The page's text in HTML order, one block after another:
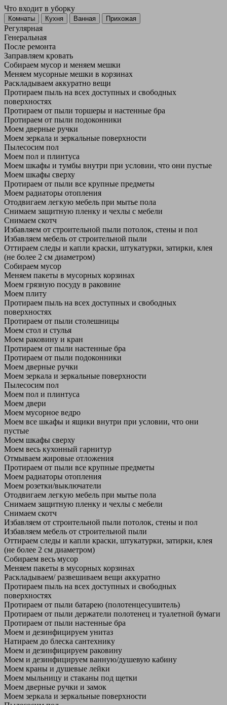
Что входит в уборку
Регу­лярная
Гене­ральная
После ремонта
Заправляем кровать
Собираем мусор и меняем мешки
Меняем мусорные мешки в корзинах
Раскладываем аккуратно вещи
Протираем пыль на всех доступных и свободных
поверхностях
Протираем от пыли торшеры и настенные бра
Протираем от пыли подоконники
Моем дверные ручки
Моем зеркала и зеркальные поверхности
Пылесосим пол
Моем пол и плинтуса
Моем шкафы и тумбы внутри при условии, что они пустые
Моем шкафы сверху
Протираем от пыли все крупные предметы
Моем радиаторы отопления
Отодвигаем легкую мебель при мытье пола
Снимаем защитную пленку и чехлы с мебели
Снимаем скотч
Избавляем от строительной пыли потолок, стены и пол
Избавляем мебель от строительной пыли
Оттираем следы и капли краски, штукатурки, затирки, клея
(не более 2 см диаметром)
Собираем мусор
Меняем пакеты в мусорных корзинах
Моем грязную посуду в раковине
Моем плиту
Протираем пыль на всех доступных и свободных
поверхностях
Протираем от пыли столешницы
Моем стол и стулья
Моем раковину и кран
Протираем от пыли настенные бра
Протираем от пыли подоконники
Моем дверные ручки
Моем зеркала и зеркальные поверхности
Пылесосим пол
Моем пол и плинтуса
Моем двери
Моем мусорное ведро
Моем все шкафы и ящики внутри при условии, что они
пустые
Моем шкафы сверху
Моем весь кухонный гарнитур
Отмываем жировые отложения
Протираем от пыли все крупные предметы
Моем радиаторы отопления
Моем розетки/выключатели
Отодвигаем легкую мебель при мытье пола
Снимаем защитную пленку и чехлы с мебели
Снимаем скотч
Избавляем от строительной пыли потолок, стены и пол
Избавляем мебель от строительной пыли
Оттираем следы и капли краски, штукатурки, затирки, клея
(не более 2 см диаметром)
Собираем весь мусор
Меняем пакеты в мусорных корзинах
Раскладываем/ развешиваем вещи аккуратно
Протираем пыль на всех доступных и свободных
поверхностях
Протираем от пыли батарею (полотенцесушитель)
Протираем от пыли держатели полотенец и туалетной бумаги
Протираем от пыли настенные бра
Моем и дезинфицируем унитаз
Натираем до блеска сантехнику
Моем и дезинфицируем раковину
Моем и дезинфицируем ванную/душевую кабину
Моем краны и душевые лейки
Моем мыльницу и стаканы под щетки
Моем дверные ручки и замок
Моем зеркала и зеркальные поверхности